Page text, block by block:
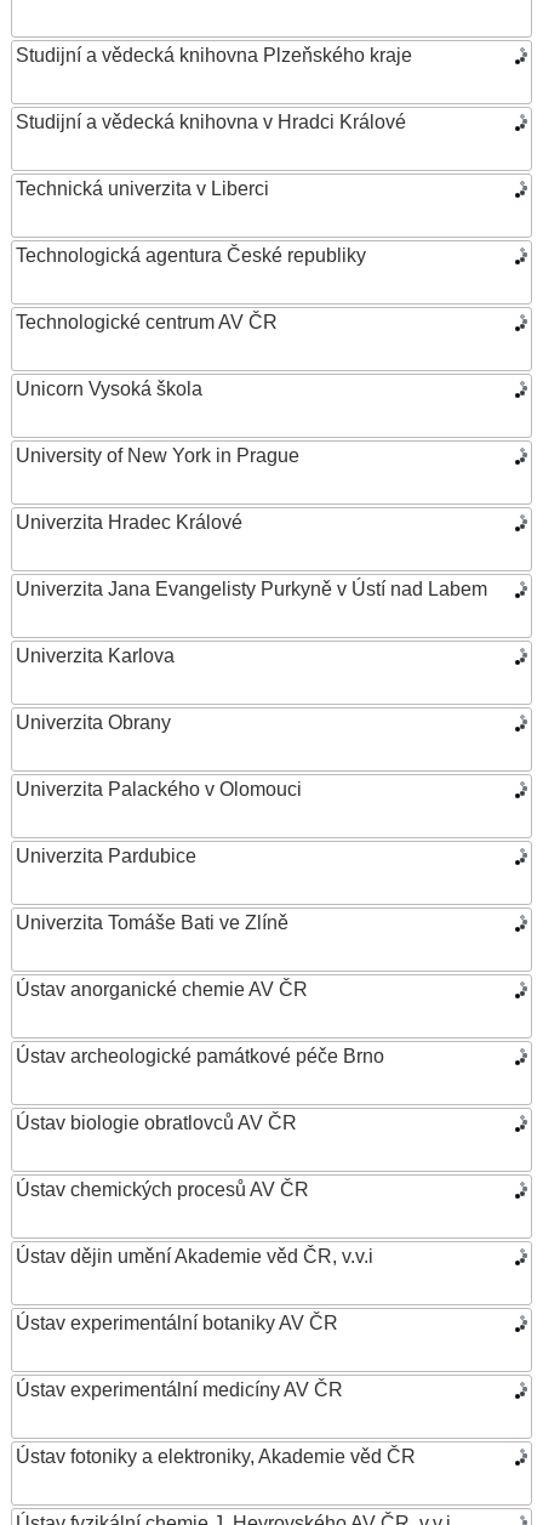
Studijní a vědecká knihovna Plzeňského kraje
Studijní a vědecká knihovna v Hradci Králové
Technická univerzita v Liberci
Technologická agentura České republiky
Technologické centrum AV ČR
Unicorn Vysoká škola
University of New York in Prague
Univerzita Hradec Králové
Univerzita Jana Evangelisty Purkyně v Ústí nad Labem
Univerzita Karlova
Univerzita Obrany
Univerzita Palackého v Olomouci
Univerzita Pardubice
Univerzita Tomáše Bati ve Zlíně
Ústav anorganické chemie AV ČR
Ústav archeologické památkové péče Brno
Ústav biologie obratlovců AV ČR
Ústav chemických procesů AV ČR
Ústav dějin umění Akademie věd ČR, v.v.i
Ústav experimentální botaniky AV ČR
Ústav experimentální medicíny AV ČR
Ústav fotoniky a elektroniky, Akademie věd ČR